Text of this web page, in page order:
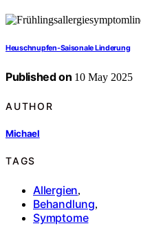
Heuschnupfen-Saisonale Linderung
Published on 10 May 2025
AUTHOR
Michael
TAGS
Allergien,
Behandlung,
Symptome